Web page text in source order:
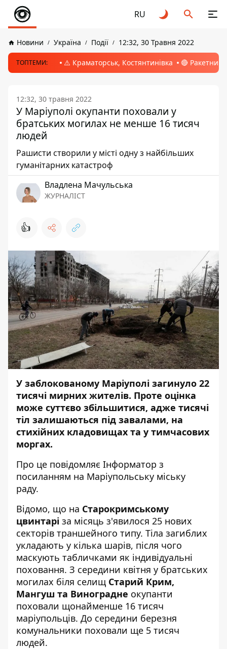
RU
Новини Україна Події 12:32, 30 Травня 2022
ТОПТЕМИ: ⚠️ Краматорськ, Костянтинівка 🔴 Ракетний
12:32, 30 травня 2022
У Маріуполі окупанти поховали у
братських могилах не менше 16 тисяч
людей
Рашисти створили у місті одну з найбільших
гуманітарних катастроф
Владлена Мачульська
ЖУРНАЛІСТ
👍
У заблокованому Маріуполі загинуло 22
тисячі мирних жителів. Проте оцінка
може суттєво збільшитися, адже тисячі
тіл залишаються під завалами, на
стихійних кладовищах та у тимчасових
моргах.
Про це повідомляє Інформатор з
посиланням на Маріупольську міську
раду.
Відомо, що на Старокримському
цвинтарі за місяць з'явилося 25 нових
секторів траншейного типу. Тіла загиблих
укладають у кілька шарів, після чого
маскують табличками як індивідуальні
поховання. З середини квітня у братських
могилах біля селищ Старий Крим,
Мангуш та Виноградне окупанти
поховали щонайменше 16 тисяч
маріупольців. До середини березня
комунальники поховали ще 5 тисяч
людей.